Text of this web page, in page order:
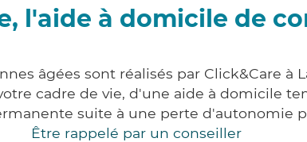
l'aide à domicile de
âgées sont réalisés par Click&Care à
cadre de vie, d'une aide à domicile
suite à une perte d'autonomie
Être rappelé par un conseiller